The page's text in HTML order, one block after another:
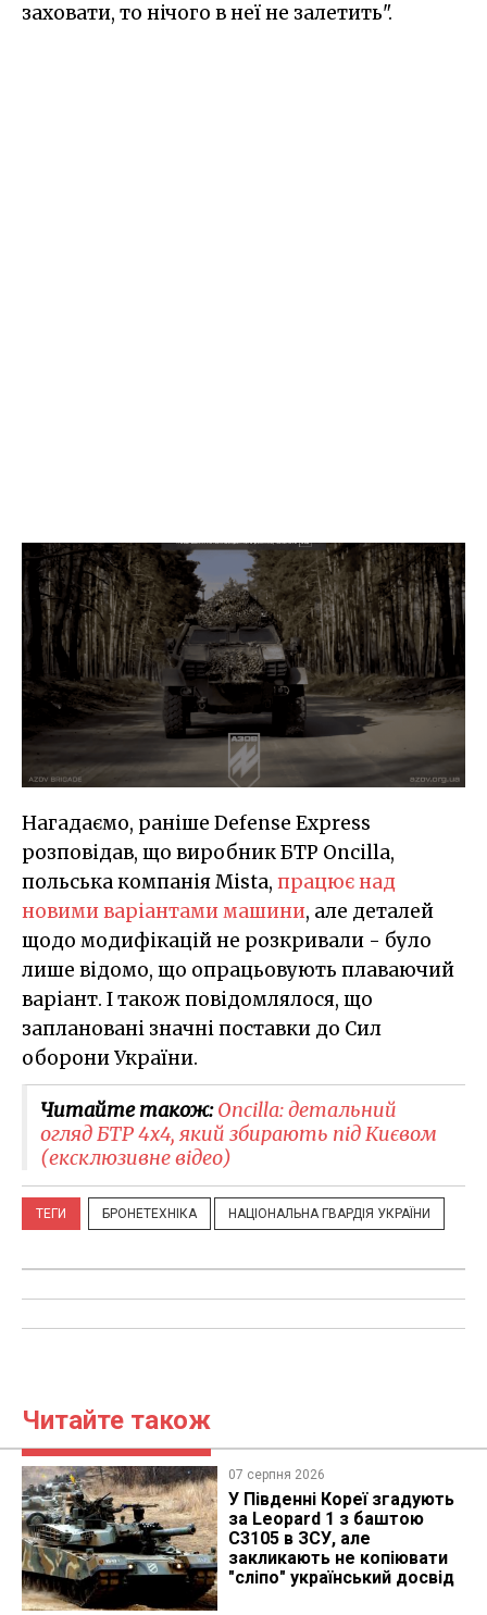
заховати, то нічого в неї не залетить".
Нагадаємо, раніше Defense Express
розповідав, що виробник БТР Oncilla,
польська компанія Mista, працює над
новими варіантами машини, але деталей
щодо модифікацій не розкривали - було
лише відомо, що опрацьовують плаваючий
варіант. І також повідомлялося, що
заплановані значні поставки до Сил
оборони України.
Читайте також:Oncilla: детальний
огляд БТР 4х4, який збирають під Києвом
(ексклюзивне відео)
ТЕГИ БРОНЕТЕХНІКА НАЦІОНАЛЬНА ГВАРДІЯ УКРАЇНИ
Читайте також
07 серпня 2026
У Південні Кореї згадують
за Leopard 1 з баштою
C3105 в ЗСУ, але
закликають не копіювати
"сліпо" український досвід